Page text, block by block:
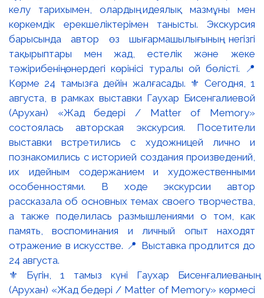
⚜️ Бүгін, 1 тамыз күні Гаухар Бисенғалиеваның
(Арухан) «Жад бедері / Matter of Memory» көрмесі